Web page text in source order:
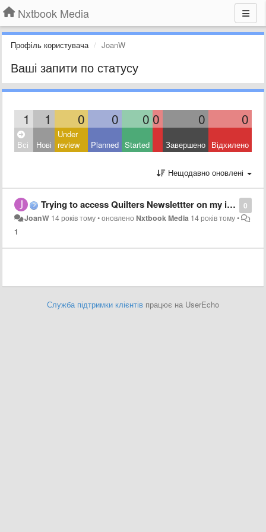
Nxtbook Media
Профіль користувача JoanW
Ваші запити по статусу
1 1 0 0 0 0 0 0
Всі Нові
Under
review
Planned Started Завершено Відхилено
Нещодавно оновлені
0
Trying to access Quilters Newslettter on my iPad downloaded the app on newstand but won't accept any password I put in..so
JoanW 14 років тому•оновлено Nxtbook Media 14 років тому•
1
Служба підтримки клієнтів працює на UserEcho